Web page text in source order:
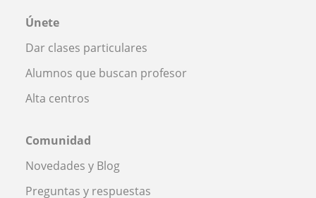
Únete
Dar clases particulares
Alumnos que buscan profesor
Alta centros
Comunidad
Novedades y Blog
Preguntas y respuestas